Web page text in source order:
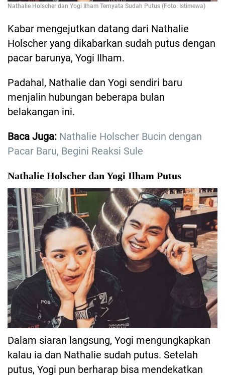
Nathalie Holscher dan Yogi Ilham Ternyata Sudah Putus (Foto: Istimewa)
Kabar mengejutkan datang dari Nathalie
Holscher yang dikabarkan sudah putus dengan
pacar barunya, Yogi Ilham.
Padahal, Nathalie dan Yogi sendiri baru
menjalin hubungan beberapa bulan
belakangan ini.
Baca Juga: Nathalie Holscher Bucin dengan
Pacar Baru, Begini Reaksi Sule
Nathalie Holscher dan Yogi Ilham Putus
Dalam siaran langsung, Yogi mengungkapkan
kalau ia dan Nathalie sudah putus. Setelah
putus, Yogi pun berharap bisa mendekatkan